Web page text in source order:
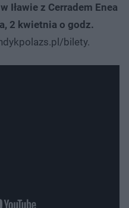
w Iławie z Cerradem Enea
2 kwietnia o godz.
bilety.